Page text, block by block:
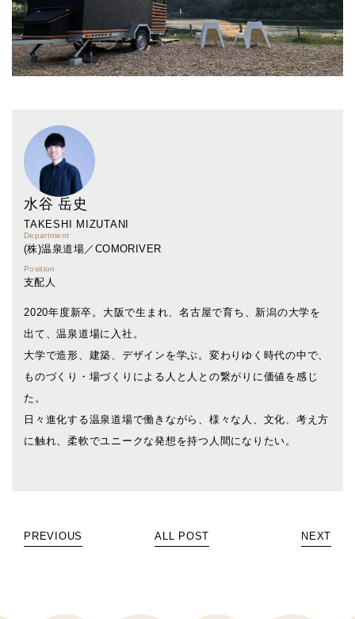
水谷 岳史
TAKESHI MIZUTANI
Department
(株)温泉道場／COMORIVER
Position
支配人
2020年度新卒。大阪で生まれ、名古屋で育ち、新潟の大学を
出て、温泉道場に入社。
大学で造形、建築、デザインを学ぶ。変わりゆく時代の中で、
ものづくり・場づくりによる人と人との繋がりに価値を感じ
た。
日々進化する温泉道場で働きながら、様々な人、文化、考え方
に触れ、柔軟でユニークな発想を持つ人間になりたい。
PREVIOUS ALL POST NEXT